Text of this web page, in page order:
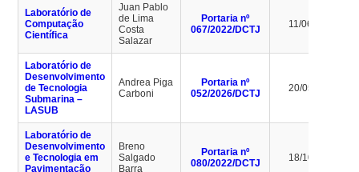
Laboratório de
Computação
Científica
Juan Pablo
de Lima
Costa
Salazar
Portaria nº
067/2022/DCTJ
11/06/2026
Laboratório de
Desenvolvimento
de Tecnologia
Submarina –
LASUB
Andrea Piga
Carboni
Portaria nº
052/2026/DCTJ
20/05/2030
Laboratório de
Desenvolvimento
e Tecnologia em
Pavimentação
Breno
Salgado
Barra
Portaria nº
080/2022/DCTJ
18/10/2026